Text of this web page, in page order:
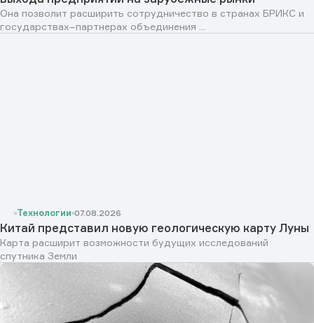
Она позволит расширить сотрудничество в странах БРИКС и
государствах–партнерах объединения ...
Технологии 07.08.2026
Китай представил новую геологическую карту Луны
Карта расширит возможности будущих исследований
спутника Земли